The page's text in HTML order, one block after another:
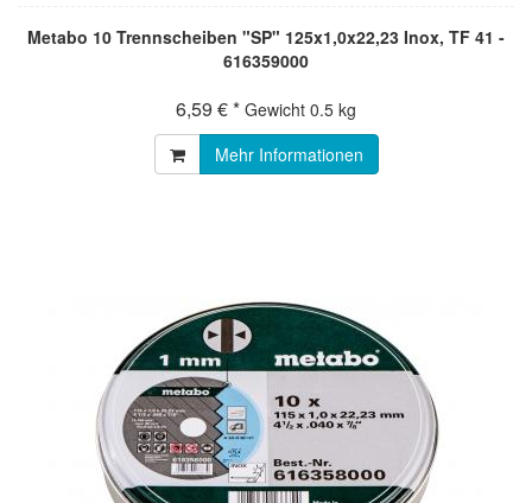
Metabo 10 Trennscheiben "SP" 125x1,0x22,23 Inox, TF 41 -
616359000
6,59 € * Gewicht 0.5 kg
Mehr Informationen